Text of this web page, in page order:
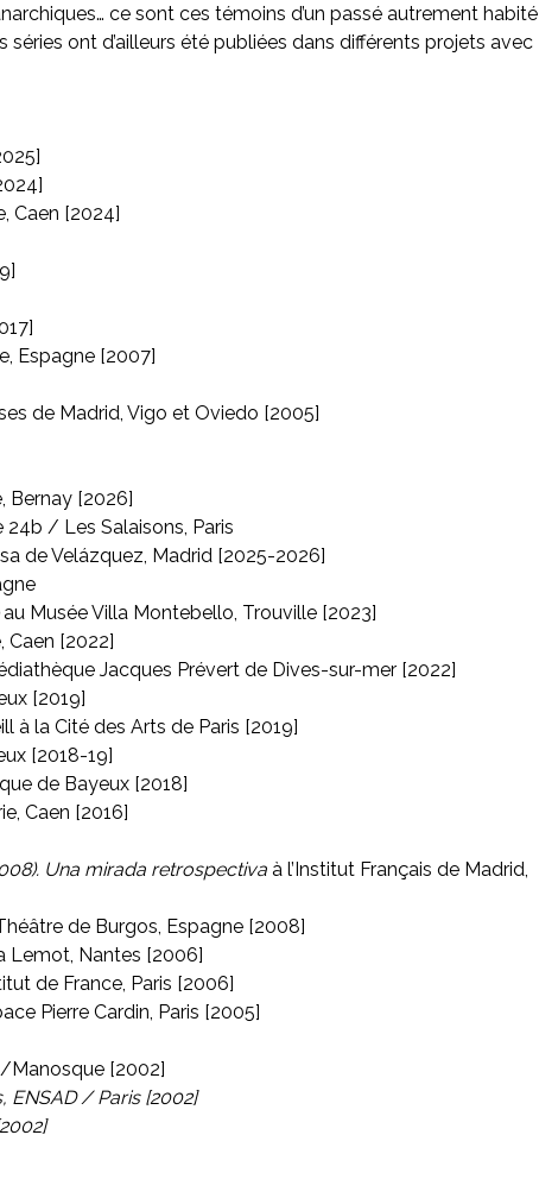
ce sont ces témoins d’un passé autrement habité
ont d’ailleurs été publiées dans différents projets avec
Caen [2024]
Espagne [2007]
de Madrid, Vigo et Oviedo [2005]
Bernay [2026]
24b / Les Salaisons, Paris
de Velázquez, Madrid [2025-2026]
au Musée Villa Montebello, Trouville [2023]
Caen [2022]
Jacques Prévert de Dives-sur-mer [2022]
[2019]
à la Cité des Arts de Paris [2019]
[2018-19]
de Bayeux [2018]
Caen [2016]
Una mirada retrospectiva à l’Institut Français de Madrid,
de Burgos, Espagne [2008]
Lemot, Nantes [2006]
de France, Paris [2006]
Pierre Cardin, Paris [2005]
Manosque [2002]
ENSAD / Paris [2002]